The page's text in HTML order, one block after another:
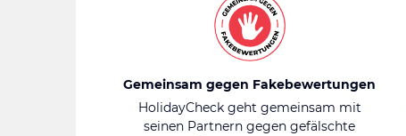
Gemeinsam gegen Fakebewertungen
HolidayCheck geht gemeinsam mit
seinen Partnern gegen gefälschte